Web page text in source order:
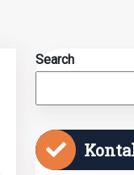
Search